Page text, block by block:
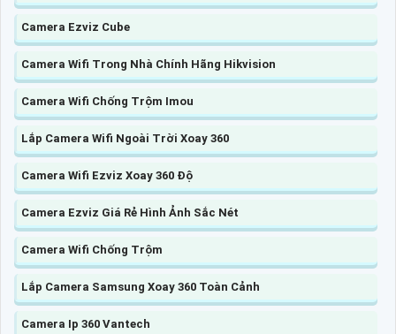
Camera Ezviz Cube
Camera Wifi Trong Nhà Chính Hãng Hikvision
Camera Wifi Chống Trộm Imou
Lắp Camera Wifi Ngoài Trời Xoay 360
Camera Wifi Ezviz Xoay 360 Độ
Camera Ezviz Giá Rẻ Hình Ảnh Sắc Nét
Camera Wifi Chống Trộm
Lắp Camera Samsung Xoay 360 Toàn Cảnh
Camera Ip 360 Vantech